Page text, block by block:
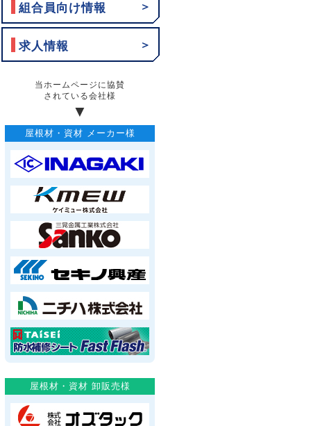
組合員向け情報 ＞
求人情報 ＞